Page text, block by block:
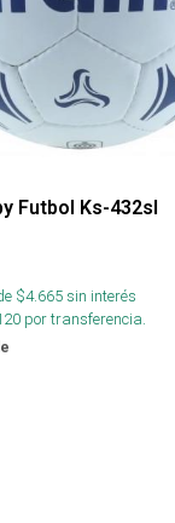
Futbol Ks-432sl
$4.665sin interés
por transferencia.